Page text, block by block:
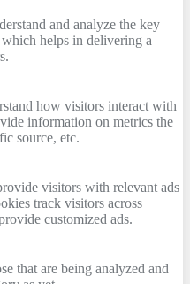
and analyze the key
helps in delivering a
how visitors interact with
information on metrics the
source, etc.
visitors with relevant ads
track visitors across
customized ads.
that are being analyzed and